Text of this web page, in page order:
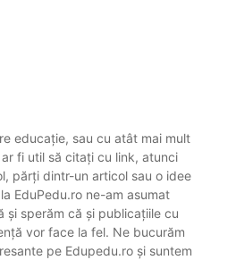
educație, sau cu atât mai mult
fi util să citați cu link, atunci
părți dintr-un articol sau o idee
EduPedu.ro ne-am asumat
și sperăm că și publicațiile cu
vor face la fel. Ne bucurăm
pe Edupedu.ro și suntem